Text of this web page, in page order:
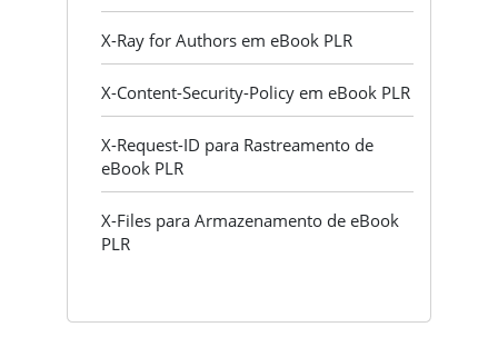
X-Ray for Authors em eBook PLR
X-Content-Security-Policy em eBook PLR
X-Request-ID para Rastreamento de
eBook PLR
X-Files para Armazenamento de eBook
PLR